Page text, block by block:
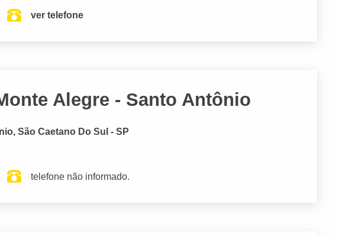
ver telefone
Alegre - Santo Antônio
São Caetano Do Sul - SP
telefone não informado.